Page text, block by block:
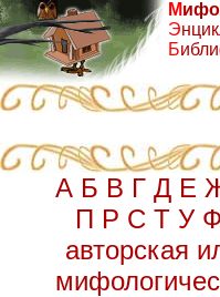
М
Э
Б
А Б В Г Д Е
П Р С Т У Ф
авторская